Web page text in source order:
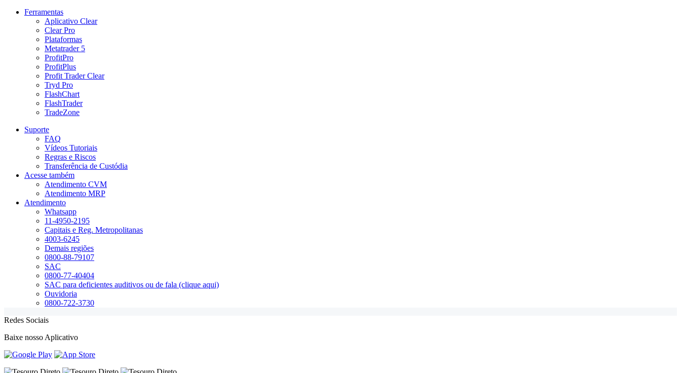
Ferramentas
Aplicativo Clear
Clear Pro
Plataformas
Metatrader 5
ProfitPro
ProfitPlus
Profit Trader Clear
Tryd Pro
FlashChart
FlashTrader
TradeZone
Suporte
FAQ
Vídeos Tutoriais
Regras e Riscos
Transferência de Custódia
Acesse também
Atendimento CVM
Atendimento MRP
Atendimento
Whatsapp
11-4950-2195
Capitais e Reg. Metropolitanas
4003-6245
Demais regiões
0800-88-79107
SAC
0800-77-40404
SAC para deficientes auditivos ou de fala (clique aqui)
Ouvidoria
0800-722-3730
Redes Sociais
Baixe nosso Aplicativo